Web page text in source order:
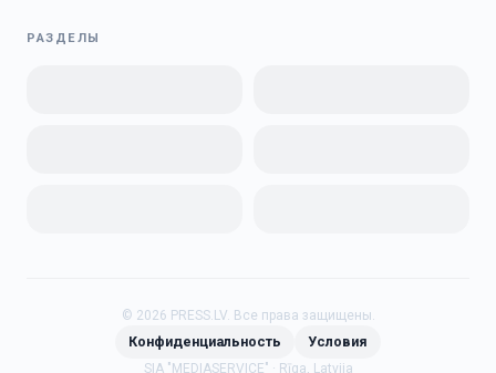
РАЗДЕЛЫ
© 2026 PRESS.LV. Все права защищены.
Конфиденциальность Условия
SIA "MEDIASERVICE" · Rīga, Latvija